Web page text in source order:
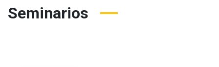
Seminarios